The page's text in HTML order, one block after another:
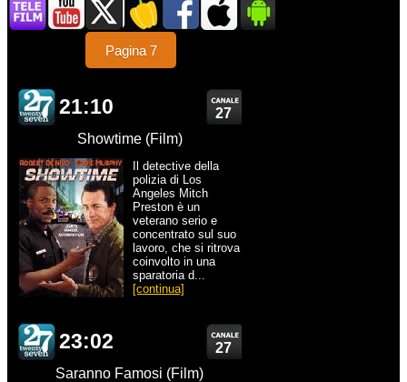
Pagina 7
21:10
27
Showtime (Film)
Il detective della
polizia di Los
Angeles Mitch
Preston è un
veterano serio e
concentrato sul suo
lavoro, che si ritrova
coinvolto in una
sparatoria d...
[continua]
23:02
27
Saranno Famosi (Film)